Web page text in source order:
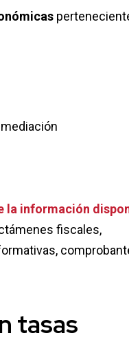
la información
fiscales,
tasas